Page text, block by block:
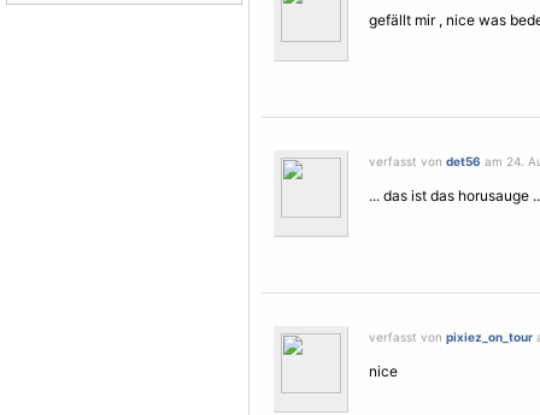
gefällt mir , nice was
verfasst von det56 am 24.
... das ist das horusauge
verfasst von pixiez_on_tour
nice